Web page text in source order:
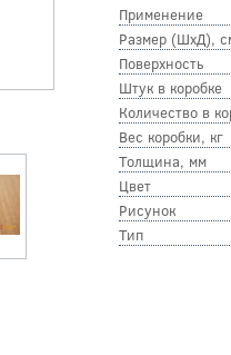
Применение
Размер (ШхД),
Поверхность
Штук в коробке
Количество в
Вес коробки, кг
Толщина, мм
Цвет
Рисунок
Тип